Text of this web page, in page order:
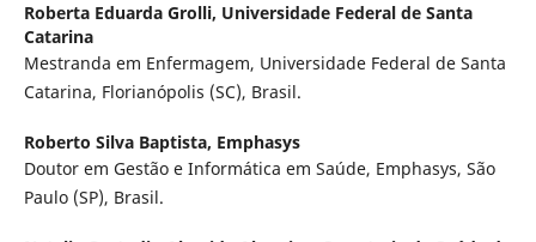
Roberta Eduarda Grolli, Universidade Federal de Santa
Catarina
Mestranda em Enfermagem, Universidade Federal de Santa
Catarina, Florianópolis (SC), Brasil.
Roberto Silva Baptista, Emphasys
Doutor em Gestão e Informática em Saúde, Emphasys, São
Paulo (SP), Brasil.